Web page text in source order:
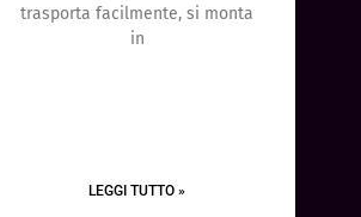
trasporta facilmente, si monta
in
LEGGI TUTTO »